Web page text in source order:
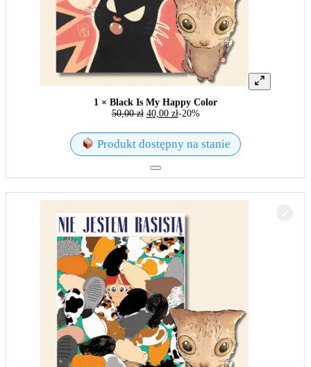
1 × Black Is My Happy Color
50,00zł 40,00 zł-20%
Produkt dostępny na stanie